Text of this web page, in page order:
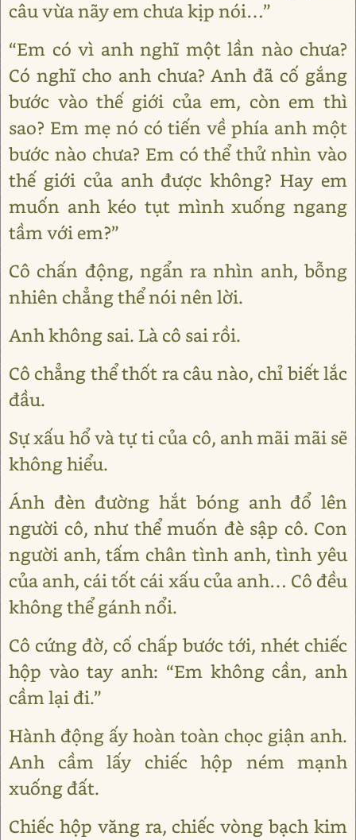
câu vừa nãy em chưa kịp nói…”
“Em có vì anh nghĩ một lần nào chưa?
Có nghĩ cho anh chưa? Anh đã cố gắng
bước vào thế giới của em, còn em thì
sao? Em mẹ nó có tiến về phía anh một
bước nào chưa? Em có thể thử nhìn vào
thế giới của anh được không? Hay em
muốn anh kéo tụt mình xuống ngang
tầm với em?”
Cô chấn động, ngẩn ra nhìn anh, bỗng
nhiên chẳng thể nói nên lời.
Anh không sai. Là cô sai rồi.
Cô chẳng thể thốt ra câu nào, chỉ biết lắc
đầu.
Sự xấu hổ và tự ti của cô, anh mãi mãi sẽ
không hiểu.
Ánh đèn đường hắt bóng anh đổ lên
người cô, như thể muốn đè sập cô. Con
người anh, tấm chân tình anh, tình yêu
của anh, cái tốt cái xấu của anh… Cô đều
không thể gánh nổi.
Cô cứng đờ, cố chấp bước tới, nhét chiếc
hộp vào tay anh: “Em không cần, anh
cầm lại đi.”
Hành động ấy hoàn toàn chọc giận anh.
Anh cầm lấy chiếc hộp ném mạnh
xuống đất.
Chiếc hộp văng ra, chiếc vòng bạch kim